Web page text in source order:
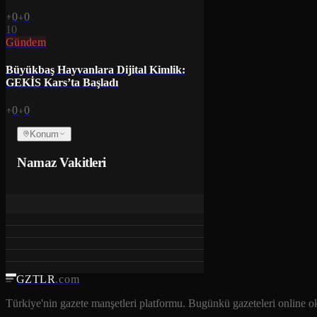
0 0
10
Gündem
Büyükbaş Hayvanlara Dijital Kimlik:
GEKİS Kars’ta Başladı
0 0
Konum
Namaz Vakitleri
GZTLR.com
Türkiye'nin gazete manşetleri platformu. Bugünkü gazeteleri online